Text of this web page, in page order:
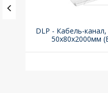
DLP - Кабель-
50x80х2000мм